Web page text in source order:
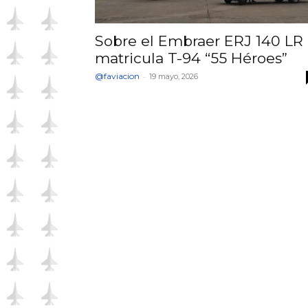
Sobre el Embraer ERJ 140 LR
matricula T-94 “55 Héroes”
@faviacion - 19 mayo, 2026